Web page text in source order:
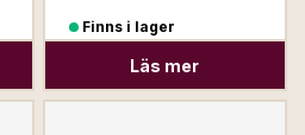
Finns i lager
Läs mer